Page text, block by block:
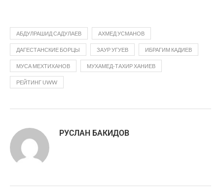
АБДУЛРАШИД САДУЛАЕВ АХМЕД УСМАНОВ
ДАГЕСТАНСКИЕ БОРЦЫ ЗАУР УГУЕВ ИБРАГИМ КАДИЕВ
МУСА МЕХТИХАНОВ МУХАМЕД-ТАХИР ХАНИЕВ
РЕЙТИНГ UWW
РУСЛАН БАКИДОВ